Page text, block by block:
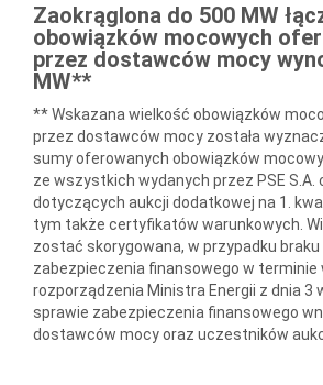
Zaokrąglona do 500 MW
obowiązków mocowych
przez dostawców mocy
MW**
** Wskazana wielkość obowiązków
przez dostawców mocy została
sumy oferowanych obowiązków
ze wszystkich wydanych przez PSE
dotyczących aukcji dodatkowej na 1.
tym także certyfikatów warunkowych.
zostać skorygowana, w przypadku braku
zabezpieczenia finansowego w terminie
rozporządzenia Ministra Energii z dnia 3
sprawie zabezpieczenia finansowego
dostawców mocy oraz uczestników